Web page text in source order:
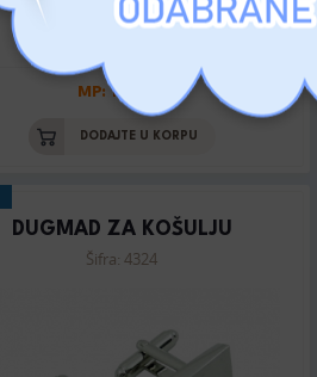
MP: 10 RSD
DODAJTE U KORPU
DUGMAD ZA KOŠULJU
Šifra: 4324